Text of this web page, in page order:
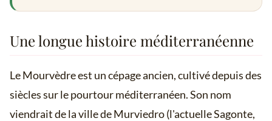
Une longue histoire méditerranéenne
Le Mourvèdre est un cépage ancien, cultivé depuis des
siècles sur le pourtour méditerranéen. Son nom
viendrait de la ville de Murviedro (l'actuelle Sagonte,